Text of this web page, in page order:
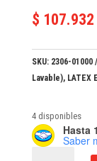
$ 107.932
SKU: 2306-01000
Lavable), LATEX
4 disponibles
Hasta
Saber